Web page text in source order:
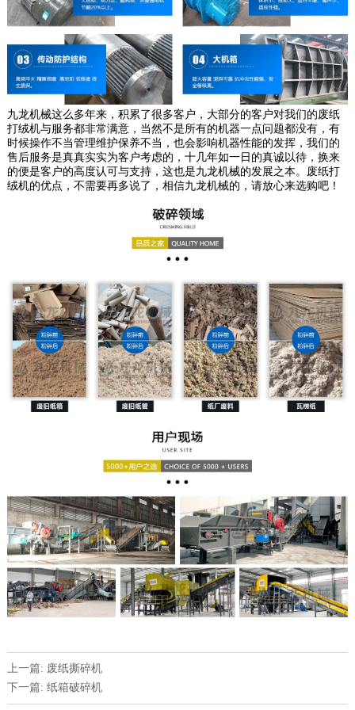
九龙机械这么多年来，积累了很多客户，大部分的客户对我们的废纸
打绒机与服务都非常满意，当然不是所有的机器一点问题都没有，有
时候操作不当管理维护保养不当，也会影响机器性能的发挥，我们的
售后服务是真真实实为客户考虑的，十几年如一日的真诚以待，换来
的便是客户的高度认可与支持，这也是九龙机械的发展之本。废纸打
绒机的优点，不需要再多说了，相信九龙机械的，请放心来选购吧！
上一篇: 废纸撕碎机
下一篇: 纸箱破碎机